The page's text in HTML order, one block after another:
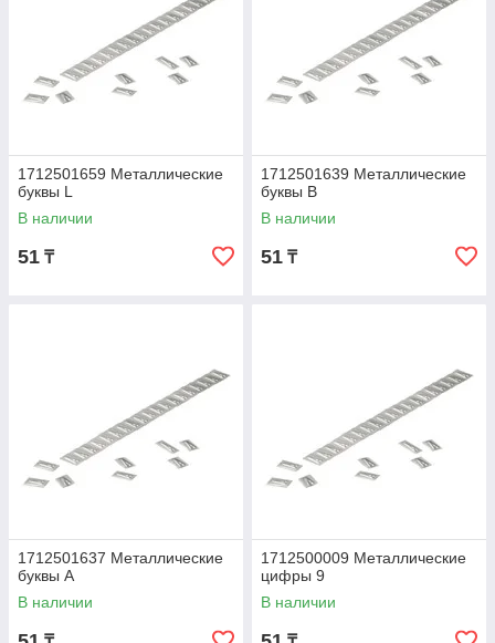
1712501659 Металлические
буквы L
В наличии
51 ₸
1712501639 Металлические
буквы В
В наличии
51 ₸
1712501637 Металлические
буквы А
В наличии
1712500009 Металлические
цифры 9
В наличии